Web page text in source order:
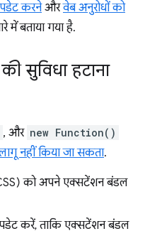
करनेऔरवेब अनुरोधों को
में बताया गया है.
की सुविधा हटाना
, और new Function()
नहीं किया जा सकता.
को अपने एक्सटेंशन बंडल
करें, ताकि एक्सटेंशन बंडल